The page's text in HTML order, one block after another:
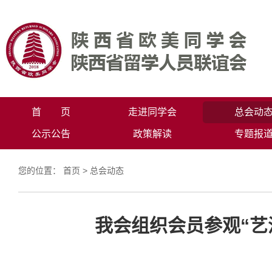
首 页 走进同学会 总会动
公示公告 政策解读 专题报
您的位置： 首页 > 总会动态
我会组织会员参观“